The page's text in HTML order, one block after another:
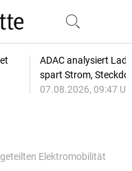
ADAC analysiert
spart Strom,
07.08.2026, 09:47
Elektromobilität